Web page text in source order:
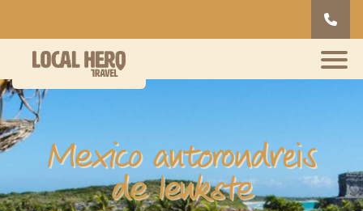
Mexico autorondreis
de leukste